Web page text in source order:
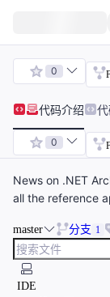
0
代码介绍
0
News on .NET
all the reference
master 分支 1
IDE